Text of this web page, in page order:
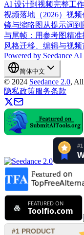
AI 设计到视频完整工
视频落地（2026） 视频
镜与缩略图 从提示词
与尾帧：用参考图精
风格迁移、编辑与视
Powered by Seedance
简体中文
© 2024 Seedance 2.0, All
隐私政策服务条款